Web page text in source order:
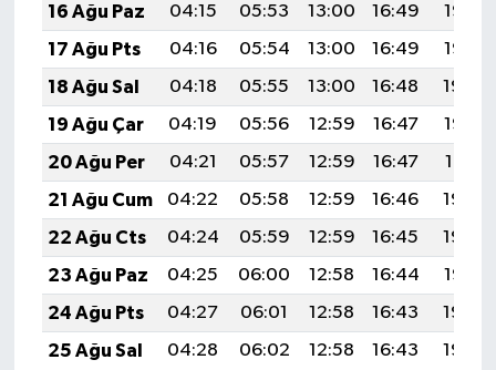
16 Ağu Paz
04:15 05:53 13:00 16:49
19:57
17 Ağu Pts
04:16 05:54 13:00 16:49
19:56
18 Ağu Sal
04:18 05:55 13:00 16:48
19:54
19 Ağu Çar
04:19 05:56 12:59 16:47
19:53
20 Ağu Per
04:21 05:57 12:59 16:47
19:51
21 Ağu Cum
04:22 05:58 12:59 16:46
19:50
22 Ağu Cts
04:24 05:59 12:59 16:45
19:48
23 Ağu Paz
04:25 06:00 12:58 16:44
19:47
24 Ağu Pts
04:27 06:01 12:58 16:43
19:45
25 Ağu Sal
04:28 06:02 12:58 16:43 19:44